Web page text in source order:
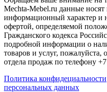
Mechta-Mebel.ru данные
информационный характер и
офертой, определяемой
Гражданского кодекса
подробной информации о
товаров и услуг, пожалуйста,
отдела продаж по телефону
Политика конфидециальности
персональных данных